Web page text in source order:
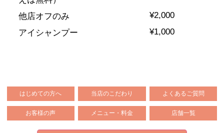
他店オフのみ
¥2,000
アイシャンプー
¥1,000
はじめての方へ 当店のこだわり よくあるご質問
お客様の声 メニュー・料金 店舗一覧